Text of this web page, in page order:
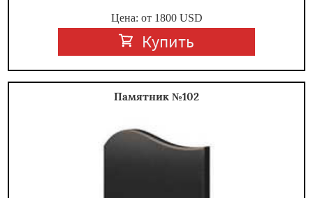
Цена: от 1800USD
Купить
Памятник №102